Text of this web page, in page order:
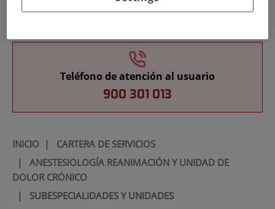
Docencia
Teléfono de atención al usuario
900 301 013
INICIO| CARTERA DE SERVICIOS
| ANESTESIOLOGÍA REANIMACIÓN Y UNIDAD DE
DOLOR CRÓNICO
| SUBESPECIALIDADES Y UNIDADES